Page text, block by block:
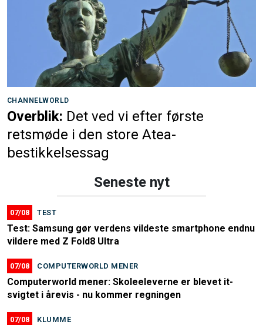
CHANNELWORLD
Overblik: Det ved vi efter første
retsmøde i den store Atea-
bestikkelsessag
Seneste nyt
07/08 TEST
Test: Samsung gør verdens vildeste smartphone endnu
vildere med Z Fold8 Ultra
07/08 COMPUTERWORLD MENER
Computerworld mener: Skoleeleverne er blevet it-
svigtet i årevis - nu kommer regningen
07/08 KLUMME